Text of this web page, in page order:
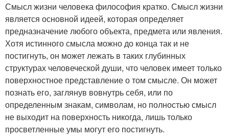
Смысл жизни человека философия кратко. Смысл жизни
является основной идеей, которая определяет
предназначение любого объекта, предмета или явления.
Хотя истинного смысла можно до конца так и не
постигнуть, он может лежать в таких глубинных
структурах человеческой души, что человек имеет только
поверхностное представление о том смысле. Он может
познать его, заглянув вовнутрь себя, или по
определенным знакам, символам, но полностью смысл
не выходит на поверхность никогда, лишь только
просветленные умы могут его постигнуть.